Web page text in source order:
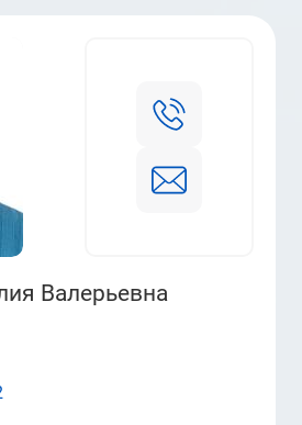
Валерьевна